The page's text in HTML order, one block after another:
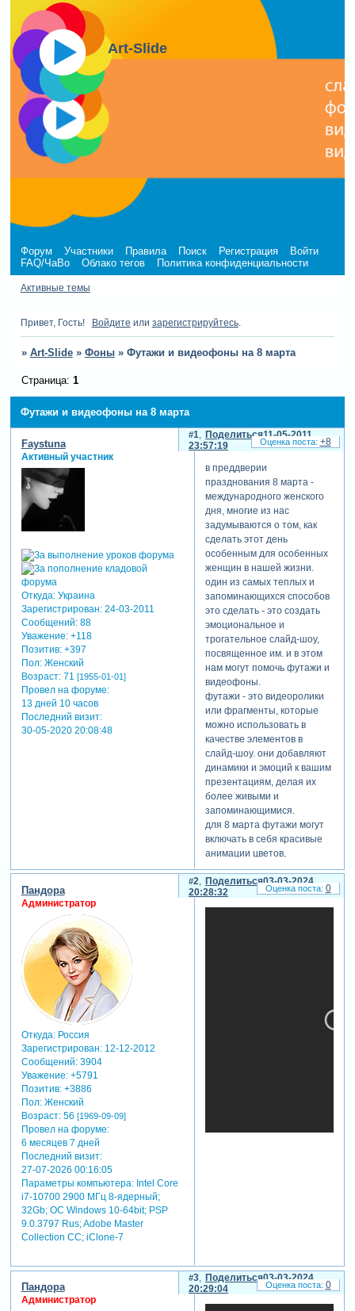
Art-Slide
Форум Участники Правила Поиск Регистрация
Войти
FAQ/ЧаВо
Облако тегов Политика конфиденциальности
Активные темы
Привет, Гость! Войдите или зарегистрируйтесь.
» Art-Slide » Фоны » Футажи и видеофоны на 8 марта
Футажи и видеофоны на 8 марта
Страница: 1
Поделиться
1
11-05-2011
23:57:19
Faystuna
Активный участник
Откуда:Украина
Зарегистрирован: 24-03-2011
Сообщений:88
Уважение: +118
Позитив: +397
Пол:Женский
Возраст:71 [1955-01-01]
Провел на форуме:
13 дней 10 часов
Последний визит:
30-05-2020 20:08:48
в преддверии
празднования 8 марта -
международного женского
дня, многие из нас
задумываются о том, как
сделать этот день
особенным для особенных
женщин в нашей жизни.
один из самых теплых и
запоминающихся способов
это сделать - это создать
эмоциональное и
трогательное слайд-шоу,
посвященное им. и в этом
нам могут помочь футажи и
видеофоны.
футажи - это видеоролики
или фрагменты, которые
можно использовать в
качестве элементов в
слайд-шоу. они добавляют
динамики и эмоций к вашим
презентациям, делая их
более живыми и
запоминающимися.
для 8 марта футажи могут
включать в себя красивые
анимации цветов,
символику праздника,
поздравительные надписи
и многое другое.
эти элементы помогут
поздравлениям, позволяя
вам выразить свою любовь,
признательность и
+8
Поделиться
2
03-03-2024
20:28:32
Пандора
Администратор
Откуда:Россия
Зарегистрирован: 12-12-2012
Сообщений:3904
Уважение: +5791
Позитив: +3886
Пол:Женский
Возраст:56 [1969-09-09]
Провел на форуме:
6 месяцев 7 дней
Последний визит:
27-07-2026 00:16:05
Параметры компьютера:Intel Core
i7-10700 2900 МГц 8-ядерный;
32Gb; ОС Windows 10-64bit; PSP
9.0.3797 Rus; Adobe Master
Collection СС; iClone-7
0
Поделиться
3
03-03-2024
20:29:04
Пандора
Администратор
0